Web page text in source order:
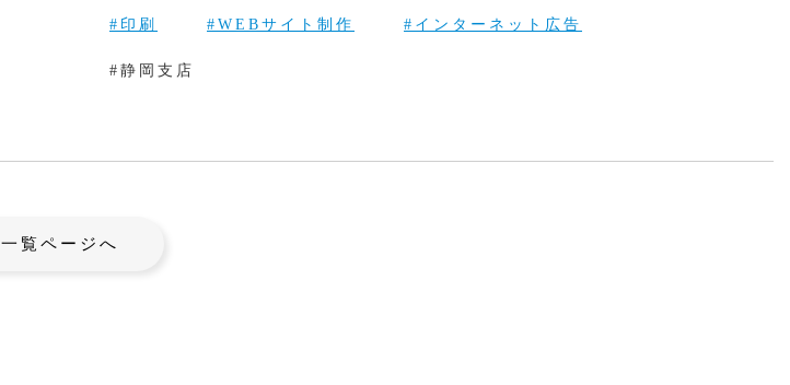
#印刷 #WEBサイト制作 #インターネット広告
#静岡支店
一覧ページへ